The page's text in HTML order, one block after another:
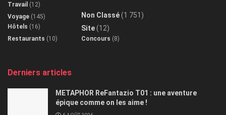
Travail (12)
Voyage (145)
Hôtels (16)
Restaurants (10)
Non Classé(1 751)
Site(12)
Concours (8)
Derniers articles
METAPHOR ReFantazio T01 : une aventure
épique comme on les aime !